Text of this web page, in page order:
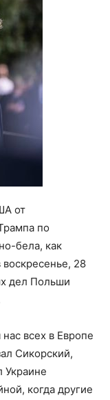
от
по
бела, как
28
дел Польши
всех в Европе
Сикорский,
Украине
когда другие